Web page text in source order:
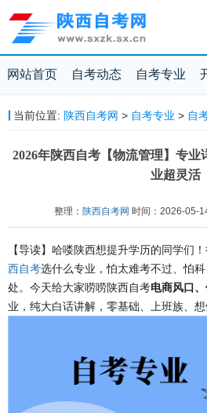
网站首页 自考动态 自考专业
当前位置: 陕西自考网 > 自考专业 > 自
2026年陕西自考【物流管理】专
业超灵活
整理： 陕西自考网 时间：2026-05-
【导读】哈喽陕西想提升学历的同学们
西自考选什么专业，怕太难考不过、怕
处。今天给大家唠唠陕西自考电商风口
业，纯大白话讲解，零基础、上班族、